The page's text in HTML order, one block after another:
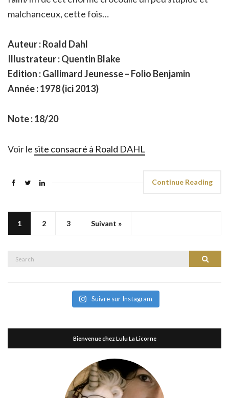
malchanceux, cette fois…
Auteur : Roald Dahl
Illustrateur : Quentin Blake
Edition : Gallimard Jeunesse – Folio Benjamin
Année : 1978 (ici 2013)
Note : 18/20
Voir le site consacré à Roald DAHL
Continue Reading
1 2 3 Suivant »
Search
Suivre sur Instagram
Bienvenue chez Lulu La Licorne